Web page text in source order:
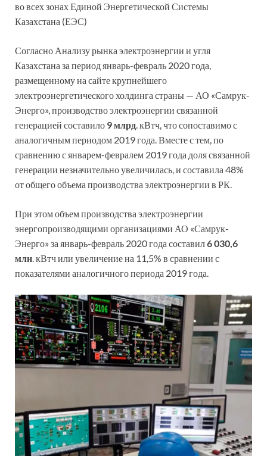
во всех зонах Единой Энергетической Системы
Казахстана (ЕЭС)
Согласно Анализу рынка электроэнергии и угля
Казахстана за период январь-февраль 2020 года,
размещенному на сайте крупнейшего
электроэнергетического холдинга страны — АО «Самрук-
Энерго», производство электроэнергии связанной
генерацией составило 9 млрд. кВтч, что сопоставимо с
аналогичным периодом 2019 года. Вместе с тем, по
сравнению с январем-февралем 2019 года доля связанной
генерации незначительно увеличилась, и составила 48%
от общего объема производства электроэнергии в РК.
При этом объем производства электроэнергии
энергопроизводящими организациями АО «Самрук-
Энерго» за январь-февраль 2020 года составил6 030,6
млн. кВтч или увеличение на 11,5% в сравнении с
показателями аналогичного периода 2019 года.